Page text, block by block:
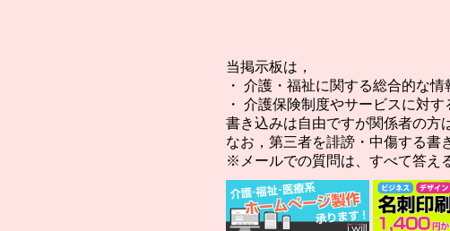
当掲示板は，
・ 介護・福祉に関する総合的な情
・ 介護保険制度やサービスに対
書き込みは自由ですが関係者の方
なお，第三者を誹謗・中傷する書
※メールでの質問は、すべて答え